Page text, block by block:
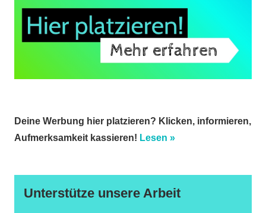
Deine Werbung hier platzieren? Klicken, informieren,
Aufmerksamkeit kassieren! Lesen »
Unterstütze unsere Arbeit